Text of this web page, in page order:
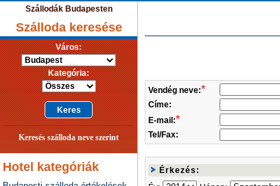
Szállodák Budapesten
Szálloda keresése
Város:
Kategória:
Keresés szálloda neve szerint
Hotel kategóriák
Vendég neve:*
Címe:
E-mail:*
Tel/Fax:
Érkezés: